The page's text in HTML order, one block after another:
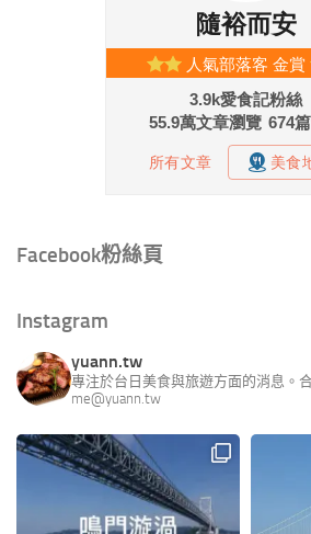
Facebook粉絲頁
Instagram
yuann.tw
專注於台日美食與旅遊方面的消息。
me@yuann.tw